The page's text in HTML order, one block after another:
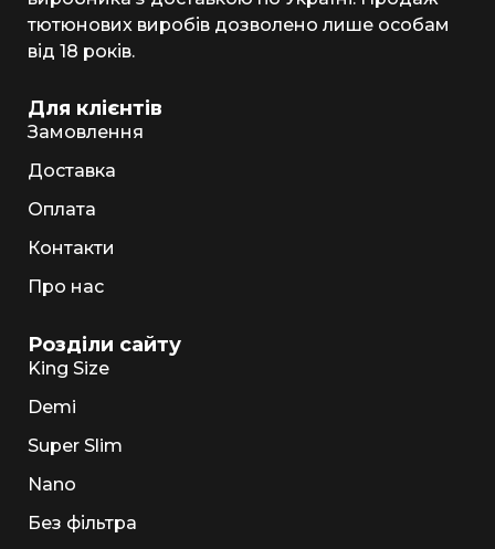
тютюнових виробів дозволено лише особам
від 18 років.
Для клієнтів
Замовлення
Доставка
Оплата
Контакти
Про нас
Розділи сайту
King Size
Demi
Super Slim
Nano
Без фільтра